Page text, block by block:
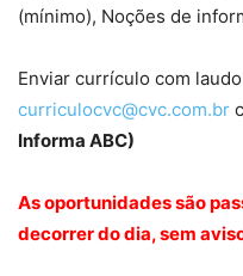
(mínimo), Noções de
Enviar currículo com
curriculocvc@cvc.com.br
Informa ABC)
As oportunidades são
decorrer do dia, sem